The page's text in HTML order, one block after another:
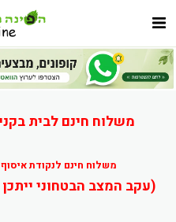
משלוח חינם לבית בקנייה
משלוח חינם לנקודת איסוף
(עקב המצב הבטחוני